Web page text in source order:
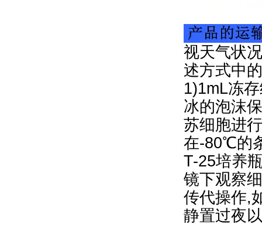
视天气状
述方式中
1)1mL冻
冰的泡沫
苏细胞进
在-80℃的
T-25培养
镜下观察
传代操作,
静置过夜